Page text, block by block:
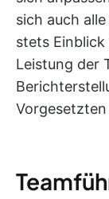
sich auch
stets
Leistung der